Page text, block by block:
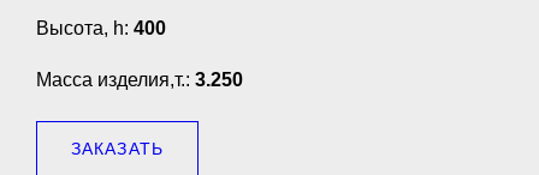
Высота, h: 400
Масса изделия,т.: 3.250
ЗАКАЗАТЬ